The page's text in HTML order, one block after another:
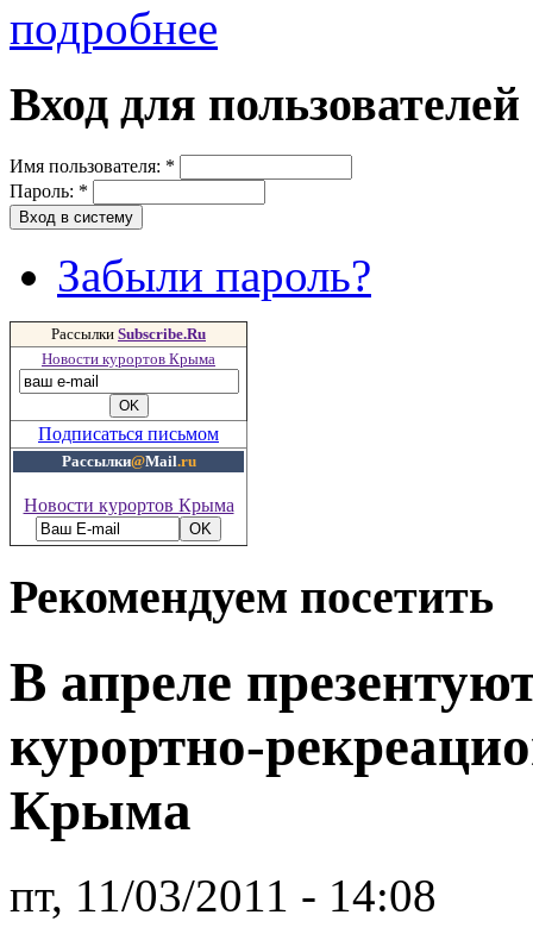
подробнее
Вход для пользователей
Имя пользователя: *
Пароль: *
Забыли пароль?
Рассылки Subscribe.Ru
Новости курортов Крыма
Подписаться письмом
Рассылки@Mail.ru
Новости курортов Крыма
Рекомендуем посетить
В апреле
курортно-
Крыма
пт, 11/03/2011 - 14:08